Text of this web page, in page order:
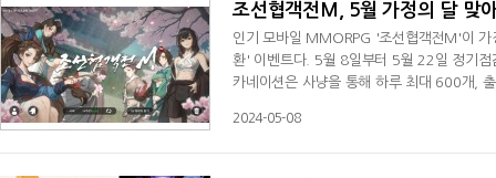
조선협객전M, 5월 가정의 달 맞
인기 모바일 MMORPG '조선협객전M'이 가
환' 이벤트다. 5월 8일부터 5월 22일 정기점
카네이션은 사냥을 통해 하루 최대 600개,
구 5회 충전권, 상급 수련 비급서 등으로 바
2024-05-08